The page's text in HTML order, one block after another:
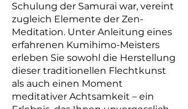
Schulung der Samurai war, vereint
zugleich Elemente der Zen-
Meditation. Unter Anleitung eines
erfahrenen Kumihimo-Meisters
erleben Sie sowohl die Herstellung
dieser traditionellen Flechtkunst
als auch einen Moment
meditativer Achtsamkeit – ein